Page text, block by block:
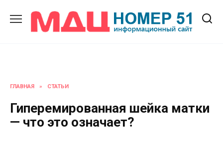
содержанию
ГЛАВНАЯ » СТАТЬИ
Гиперемированная шейка матки
— что это означает?